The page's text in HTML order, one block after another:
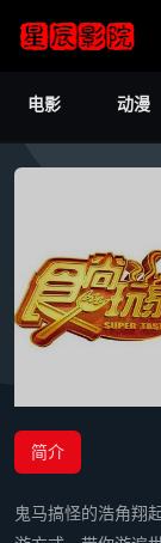
电影 动漫
简介
鬼马搞怪的浩角翔